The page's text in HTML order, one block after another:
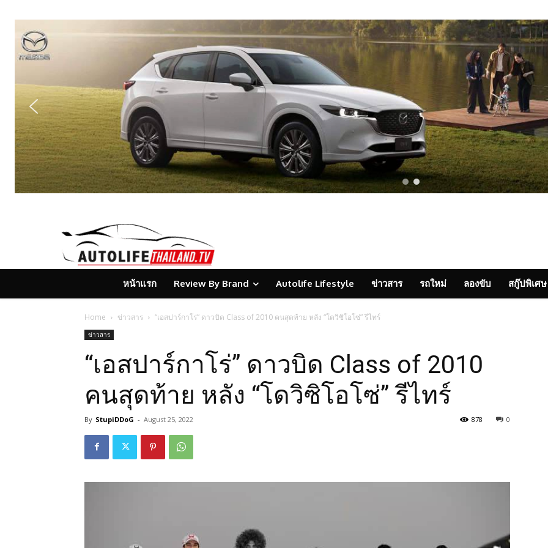
หน้าแรก Review By Brand Autolife Lifestyle ข่าวสาร รถใหม่ ลองขับ สกู๊ปพิเศษ
Home ข่าวสาร “เอสปาร์กาโร่” ดาวบิด Class of 2010 คนสุดท้าย หลัง “โดวิซิโอโซ่” รีไทร์
ข่าวสาร
“เอสปาร์กาโร่” ดาวบิด Class of 2010
คนสุดท้าย หลัง “โดวิซิโอโซ่” รีไทร์
By StupiDDoG - August 25, 2022 0
878